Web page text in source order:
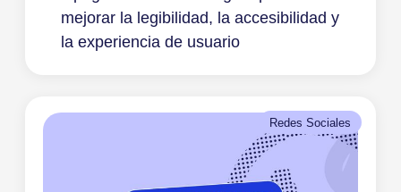
mejorar la legibilidad, la accesibilidad y
la experiencia de usuario
Redes Sociales